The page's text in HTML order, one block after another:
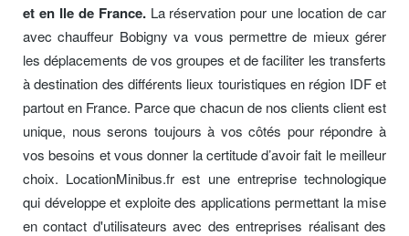
et en Ile de France.La réservation pour une location de car
avec chauffeur Bobigny va vous permettre de mieux gérer
les déplacements de vos groupes et de faciliter les transferts
à destination des différents lieux touristiques en région IDF et
partout en France. Parce que chacun de nos clients client est
unique, nous serons toujours à vos côtés pour répondre à
vos besoins et vous donner la certitude d’avoir fait le meilleur
choix. LocationMinibus.fr est une entreprise technologique
qui développe et exploite des applications permettant la mise
en contact d'utilisateurs avec des entreprises réalisant des